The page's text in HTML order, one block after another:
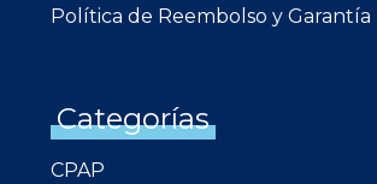
Política de Reembolso y Garantía
Categorías
CPAP